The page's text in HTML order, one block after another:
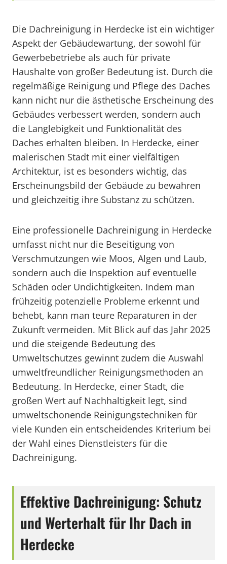
Die Dachreinigung in Herdecke ist ein wichtiger
Aspekt der Gebäudewartung, der sowohl für
Gewerbebetriebe als auch für private
Haushalte von großer Bedeutung ist. Durch die
regelmäßige Reinigung und Pflege des Daches
kann nicht nur die ästhetische Erscheinung des
Gebäudes verbessert werden, sondern auch
die Langlebigkeit und Funktionalität des
Daches erhalten bleiben. In Herdecke, einer
malerischen Stadt mit einer vielfältigen
Architektur, ist es besonders wichtig, das
Erscheinungsbild der Gebäude zu bewahren
und gleichzeitig ihre Substanz zu schützen.
Eine professionelle Dachreinigung in Herdecke
umfasst nicht nur die Beseitigung von
Verschmutzungen wie Moos, Algen und Laub,
sondern auch die Inspektion auf eventuelle
Schäden oder Undichtigkeiten. Indem man
frühzeitig potenzielle Probleme erkennt und
behebt, kann man teure Reparaturen in der
Zukunft vermeiden. Mit Blick auf das Jahr 2025
und die steigende Bedeutung des
Umweltschutzes gewinnt zudem die Auswahl
umweltfreundlicher Reinigungsmethoden an
Bedeutung. In Herdecke, einer Stadt, die
großen Wert auf Nachhaltigkeit legt, sind
umweltschonende Reinigungstechniken für
viele Kunden ein entscheidendes Kriterium bei
der Wahl eines Dienstleisters für die
Dachreinigung.
Effektive Dachreinigung: Schutz
und Werterhalt für Ihr Dach in
Herdecke